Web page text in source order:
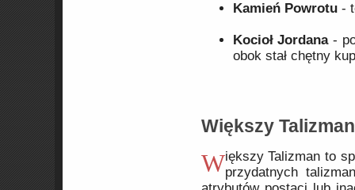
Kamień Powrotu-
Kocioł Jordana-
obok stał chętny
Większy Talizman
Większy Talizman to specjalne miejsce w ekwipunku postaci na przechowywanieprzydatnych